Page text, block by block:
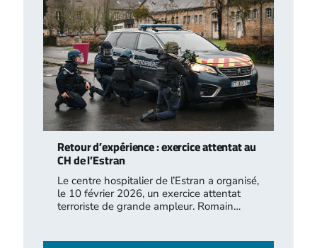
Retour d’expérience : exercice attentat au
CH de l’Estran
Le centre hospitalier de l’Estran a organisé,
le 10 février 2026, un exercice attentat
terroriste de grande ampleur. Romain…